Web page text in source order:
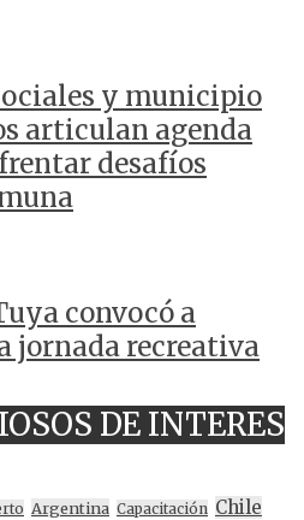
y municipio
articulan agenda
desafíos
convocó a
jornada recreativa
DE INTERES
Argentina Capacitación Chile